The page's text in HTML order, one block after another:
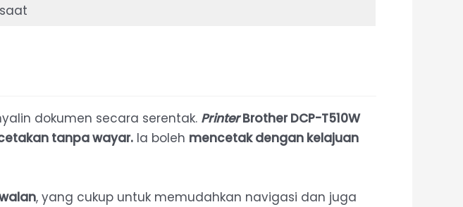
dokumen secara serentak. PrinterBrother DCP-T510W
tanpa wayar. Ia boleh mencetak dengan kelajuan
, yang cukup untuk memudahkan navigasi dan juga